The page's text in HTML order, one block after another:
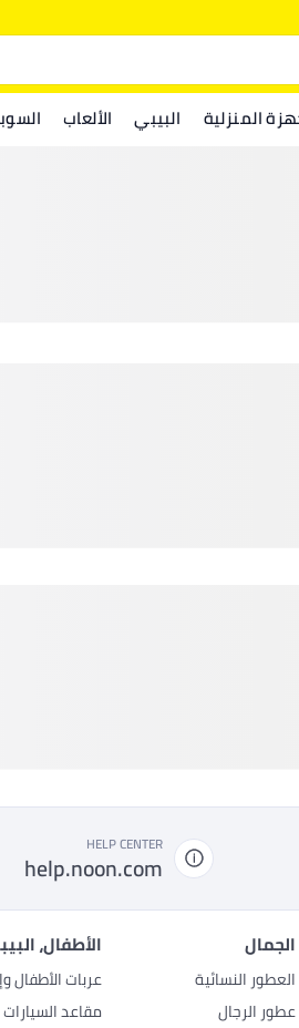
المنزلية البيبي الألعاب
HELP CENTER
help.noon.com
الجمال
العطور النسائية
عطور الرجال
الأطفال،
عربات الأطفال
مقاعد السيارات